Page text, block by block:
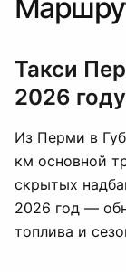
Такси
2026 году
Из Перми в
км основной
скрытых
2026 год —
топлива и